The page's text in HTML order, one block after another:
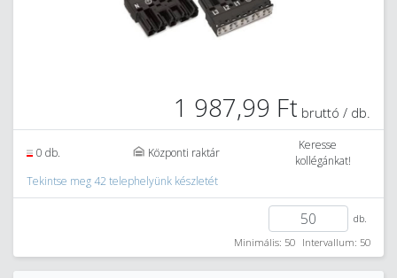
1 987,99 Ft bruttó / db.
0 db. Központi raktár
Keresse
kollégánkat!
Tekintse meg 42 telephelyünk készletét
db.
Minimális: 50 Intervallum: 50